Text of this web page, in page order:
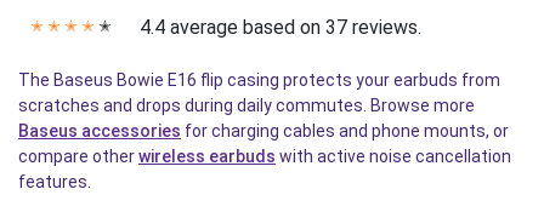
✭ ✭ ✭ ✭ ✭ 4.4 average based on 37 reviews.
The Baseus Bowie E16 flip casing protects your earbuds from
scratches and drops during daily commutes. Browse more
Baseus accessories for charging cables and phone mounts, or
compare otherwireless earbuds with active noise cancellation
features.